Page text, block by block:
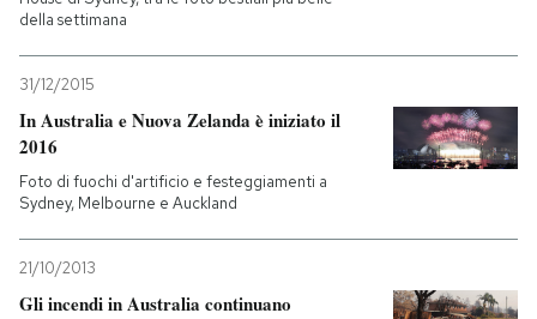
della settimana
31/12/2015
In Australia e Nuova Zelanda è iniziato il
2016
Foto di fuochi d'artificio e festeggiamenti a
Sydney, Melbourne e Auckland
21/10/2013
Gli incendi in Australia continuano